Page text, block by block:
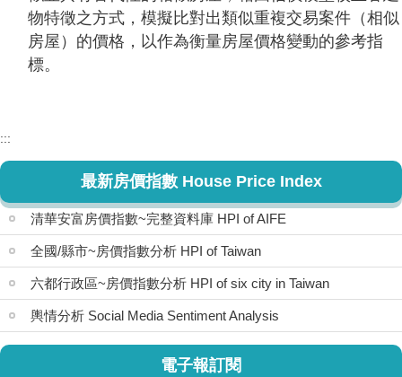
物特徵之方式，模擬比對出類似重複交易案件（相似
房屋）的價格，以作為衡量房屋價格變動的參考指
標。
:::
最新房價指數 House Price Index
清華安富房價指數~完整資料庫 HPI of AIFE
全國/縣市~房價指數分析 HPI of Taiwan
六都行政區~房價指數分析 HPI of six city in Taiwan
輿情分析 Social Media Sentiment Analysis
電子報訂閱